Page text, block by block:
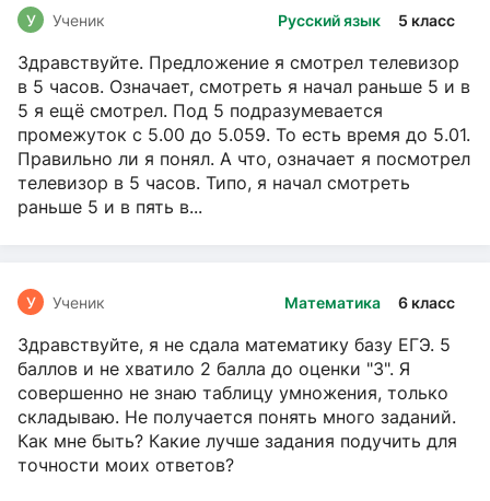
Русский язык 5 класс
У Ученик
Здравствуйте. Предложение я смотрел телевизор
в 5 часов. Означает, смотреть я начал раньше 5 и в
5 я ещё смотрел. Под 5 подразумевается
промежуток с 5.00 до 5.059. То есть время до 5.01.
Правильно ли я понял. А что, означает я посмотрел
телевизор в 5 часов. Типо, я начал смотреть
раньше 5 и в пять в...
Математика 6 класс
У Ученик
Здравствуйте, я не сдала математику базу ЕГЭ. 5
баллов и не хватило 2 балла до оценки "3". Я
совершенно не знаю таблицу умножения, только
складываю. Не получается понять много заданий.
Как мне быть? Какие лучше задания подучить для
точности моих ответов?